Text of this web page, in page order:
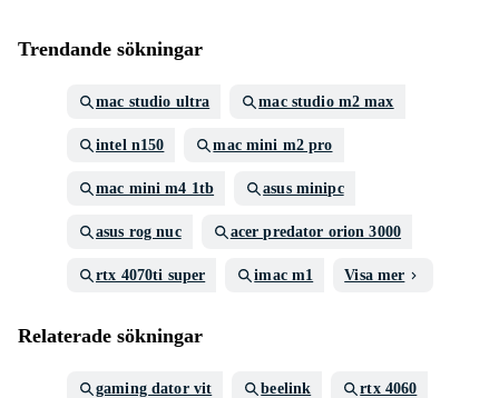
Trendande sökningar
mac studio ultra mac studio m2 max
intel n150 mac mini m2 pro
mac mini m4 1tb asus minipc
asus rog nuc acer predator orion 3000
rtx 4070ti super imac m1 Visa mer
Relaterade sökningar
gaming dator vit beelink rtx 4060